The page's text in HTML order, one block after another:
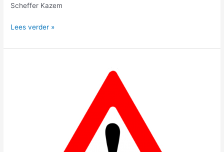
Scheffer Kazem
Lees verder »